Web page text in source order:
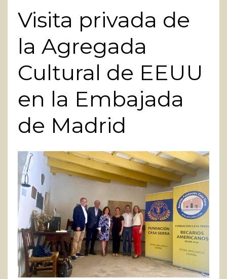
Visita privada de
la Agregada
Cultural de EEUU
en la Embajada
de Madrid